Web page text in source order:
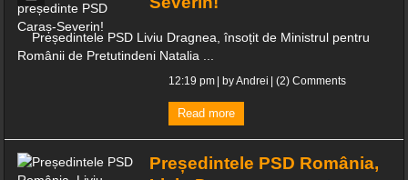
Președintele PSD Liviu Dragnea, însoțit de Ministrul pentru
Românii de Pretutindeni Natalia ...
12:19 pm | byAndrei (2) Comments
Read more
Președintele PSD România,